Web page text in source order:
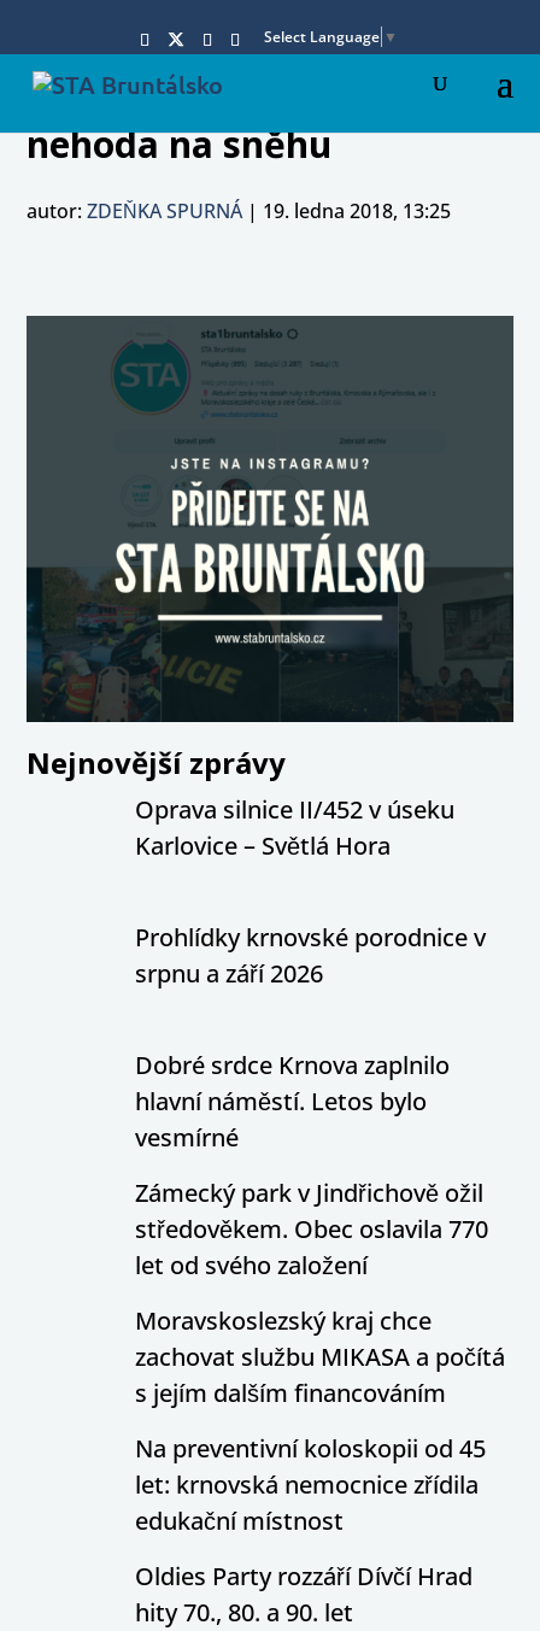
Select Language ▼
nehoda na sněhu
autor:ZDEŇKA SPURNÁ| 19. ledna 2018, 13:25
Nejnovější zprávy
Oprava silnice II/452 v úseku
Karlovice – Světlá Hora
Prohlídky krnovské porodnice v
srpnu a září 2026
Dobré srdce Krnova zaplnilo
hlavní náměstí. Letos bylo
vesmírné
Zámecký park v Jindřichově ožil
středověkem. Obec oslavila 770
let od svého založení
Moravskoslezský kraj chce
zachovat službu MIKASA a počítá
s jejím dalším financováním
Na preventivní koloskopii od 45
let: krnovská nemocnice zřídila
edukační místnost
Oldies Party rozzáří Dívčí Hrad
hity 70., 80. a 90. let